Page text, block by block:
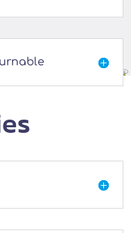

